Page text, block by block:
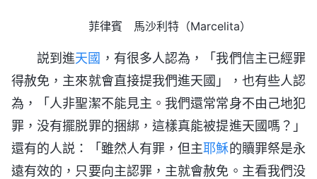
菲律賓 馬沙利特（Marcelita）
説到進天國 ，有很多人認為，「我們信主已經罪
得赦免，主來就會直接提我們進天國」，也有些人認
為，「人非聖潔不能見主。我們還常常身不由己地犯
罪，没有擺脱罪的捆綁，這樣真能被提進天國嗎？」
還有的人説：「雖然人有罪，但主耶穌的贖罪祭是永
遠有效的，只要向主認罪，主就會赦免。主看我們没